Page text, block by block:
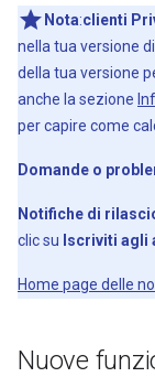
Nota:clienti
nella tua versione
della tua versione
anche la sezione
per capire come
Domande o
Notifiche di
clic su Iscriviti agli
Home page delle
Nuove